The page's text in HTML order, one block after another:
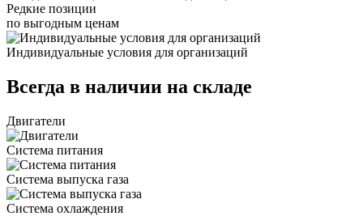
Редкие позиции
по выгодным ценам
Индивидуальные условия для организаций
Всегда в наличии на складе
Двигатели
Система питания
Система выпуска газа
Система охлаждения